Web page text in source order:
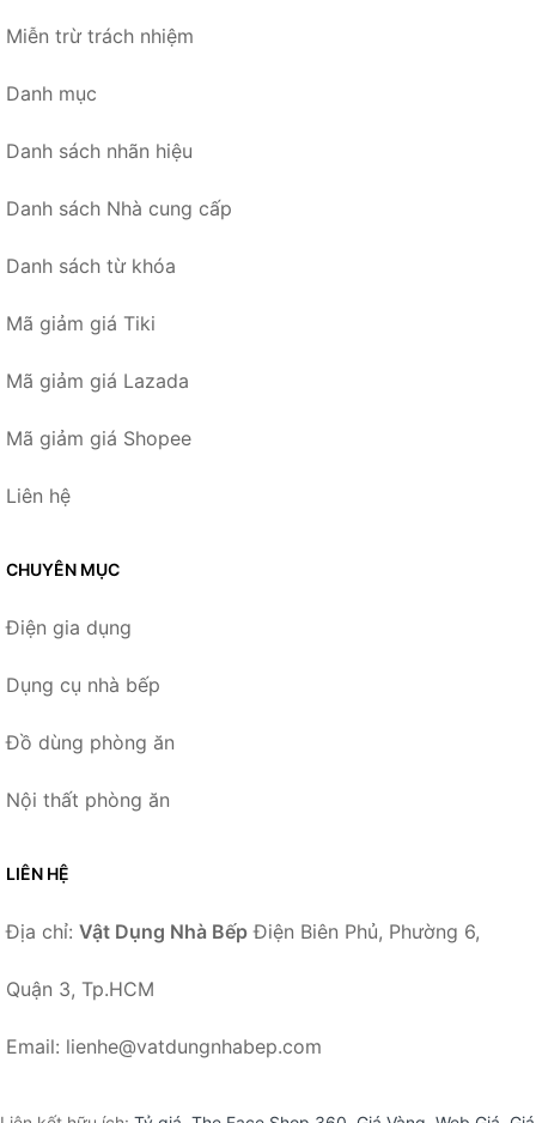
Miễn trừ trách nhiệm
Danh mục
Danh sách nhãn hiệu
Danh sách Nhà cung cấp
Danh sách từ khóa
Mã giảm giá Tiki
Mã giảm giá Lazada
Mã giảm giá Shopee
Liên hệ
CHUYÊN MỤC
Điện gia dụng
Dụng cụ nhà bếp
Đồ dùng phòng ăn
Nội thất phòng ăn
LIÊN HỆ
Địa chỉ: Vật Dụng Nhà Bếp Điện Biên Phủ, Phường 6,
Quận 3, Tp.HCM
Email: lienhe@vatdungnhabep.com